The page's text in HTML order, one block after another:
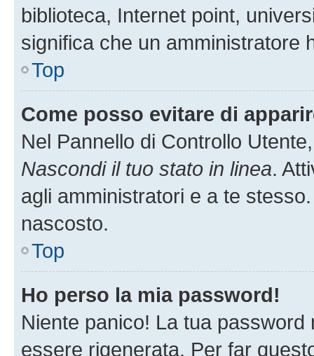
biblioteca, Internet point,
significa che un amministratore
Top
Come posso evitare di
Nel Pannello di Controllo
Nascondi il tuo stato in linea.
agli amministratori e a te
nascosto.
Top
Ho perso la mia password!
Niente panico! La tua
essere rigenerata. Per far